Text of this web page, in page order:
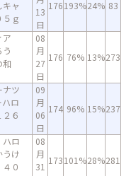
キャ
ｇ
13
日
176193%24% 83
ア
08
月
27
日
176 76% 13%273
ツ
ロ
６
09
月
06
日
174 96% 15%237
ロ
うけ
０
08
月
31
173101%28%281